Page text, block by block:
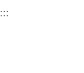
衛武營
中央內容區塊，為本頁主
:::